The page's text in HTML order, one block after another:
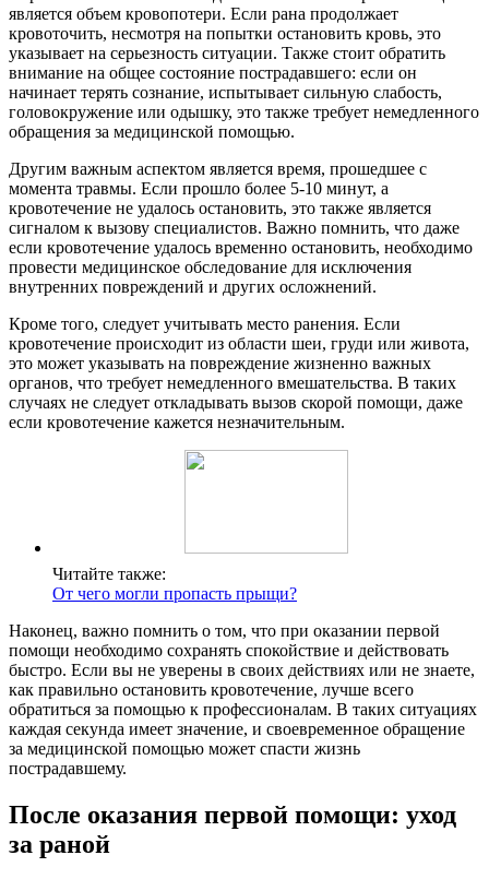
является объем кровопотери. Если рана продолжает
кровоточить, несмотря на попытки остановить кровь, это
указывает на серьезность ситуации. Также стоит обратить
внимание на общее состояние пострадавшего: если он
начинает терять сознание, испытывает сильную слабость,
головокружение или одышку, это также требует немедленного
обращения за медицинской помощью.
Другим важным аспектом является время, прошедшее с
момента травмы. Если прошло более 5-10 минут, а
кровотечение не удалось остановить, это также является
сигналом к вызову специалистов. Важно помнить, что даже
если кровотечение удалось временно остановить, необходимо
провести медицинское обследование для исключения
внутренних повреждений и других осложнений.
Кроме того, следует учитывать место ранения. Если
кровотечение происходит из области шеи, груди или живота,
это может указывать на повреждение жизненно важных
органов, что требует немедленного вмешательства. В таких
случаях не следует откладывать вызов скорой помощи, даже
если кровотечение кажется незначительным.
Читайте также:
От чего могли пропасть прыщи?
Наконец, важно помнить о том, что при оказании первой
помощи необходимо сохранять спокойствие и действовать
быстро. Если вы не уверены в своих действиях или не знаете,
как правильно остановить кровотечение, лучше всего
обратиться за помощью к профессионалам. В таких ситуациях
каждая секунда имеет значение, и своевременное обращение
за медицинской помощью может спасти жизнь
пострадавшему.
После оказания первой помощи: уход
за раной